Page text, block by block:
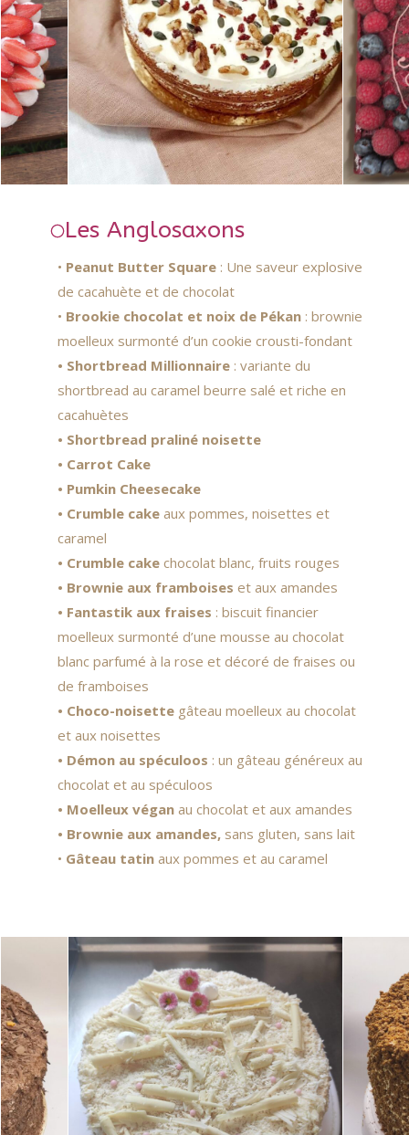
Les Anglosaxons
• Peanut Butter Square: Une saveur explosive
de cacahuète et de chocolat
• Brookie chocolat et noix de Pékan: brownie
moelleux surmonté d’un cookie crousti-fondant
• Shortbread Millionnaire: variante du
shortbread au caramel beurre salé et riche en
cacahuètes
• Shortbread praliné noisette
• Carrot Cake
• Pumkin Cheesecake
• Crumble cake aux pommes, noisettes et
caramel
• Crumble cakechocolat blanc, fruits rouges
• Brownie aux framboises et aux amandes
• Fantastik aux fraises : biscuit financier
moelleux surmonté d’une mousse au chocolat
blanc parfumé à la rose et décoré de fraises ou
de framboises
• Choco-noisettegâteau moelleux au chocolat
et aux noisettes
• Démon au spéculoos : un gâteau généreux au
chocolat et au spéculoos
• Moelleux véganau chocolat et aux amandes
• Brownie aux amandes, sans gluten, sans lait
• Gâteau tatinaux pommes et au caramel